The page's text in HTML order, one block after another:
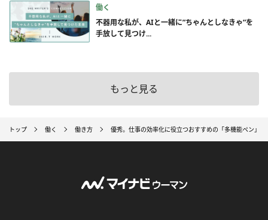
働く
不器用な私が、AIと一緒に”ちゃんとしなきゃ”を
手放して見つけ...
もっと見る
トップ 働く 働き方 優秀。仕事の効率化に役立つおすすめの「多機能ペン」3